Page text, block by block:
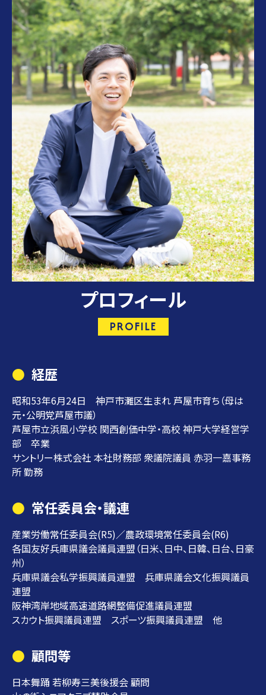
PROFILE
プロフィール
経歴
昭和53年6月24日 神戸市灘区生まれ 芦屋市育ち（母は
元・公明党芦屋市議）
芦屋市立浜風小学校 関西創価中学・高校 神戸大学経営学
部 卒業
サントリー株式会社 本社財務部 衆議院議員 赤羽一嘉事務
所 勤務
常任委員会・議連
産業労働常任委員会(R5)／農政環境常任委員会(R6)
各国友好兵庫県議会議員連盟（日米、日中、日韓、日台、日豪
州）
兵庫県議会私学振興議員連盟 兵庫県議会文化振興議員
連盟
阪神湾岸地域高速道路網整備促進議員連盟
スカウト振興議員連盟 スポーツ振興議員連盟 他
顧問等
日本舞踊 若柳寿三美後援会 顧問